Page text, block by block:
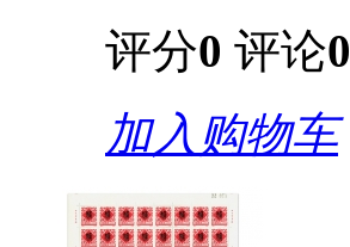
评分0 评论0
加入购物车